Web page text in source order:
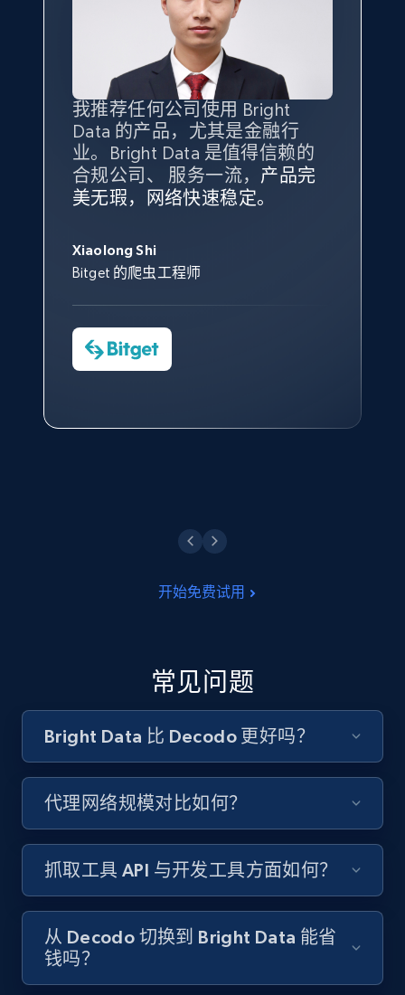
我推荐任何公司使用 Bright
Data 的产品，尤其是金融行
业。Bright Data 是值得信赖的
合规公司、 服务一流， 产品完
美无瑕，网络快速稳定。
Xiaolong Shi
Bitget 的爬虫工程师
Bright Data 拥有自有代理基础
设施，助您持续获取网络数据。
帮助您轻松绕过烦人的验证码
（CAPTCHA）。
数据科学专家
根据我的使用体验，Bright Data
的服务价值不可估量。Bright
共网络数据以满足需求，并通过
其支持团队和开发团队，让我们
Charmagne Cruz
—— Shopee Philippines Inc. 报告与分析、
最重要的是拥有 质量 最好、
最多的数据，而这正是 Bright
Data 和 tgndata 发挥作用的地
方。
tgndata 的首席执行官 (CEO)
我们对 Bright Data 的可靠性印
象深刻，对整体服务也非常满
沟通，他的协助对我们非常有帮
助。
Convert Group 的 CTO
我们对与 Bright Data 的合作感
到非常满意。各方面都很不错，
服务和支持团队也非常认可。
开始免费试用
常见问题
Bright Data 比 Decodo 更好吗？
代理网络规模对比如何？
抓取工具 API 与开发工具方面如何？
从 Decodo 切换到 Bright Data 能省
钱吗？